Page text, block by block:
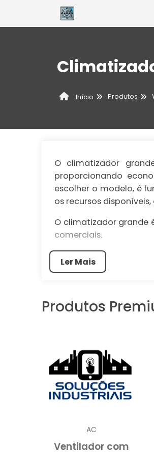
Início Produtos
O climatizador
proporcionando
escolher o modelo, é
os recursos
O climatizador grande
comerciais.
Ideal para espaços
proporciona um
resfriar o ar,
comparação aos
O QUE É UM
Um climatizador
ar em ambientes
Ler Mais
Produtos
AC
Ventilador com